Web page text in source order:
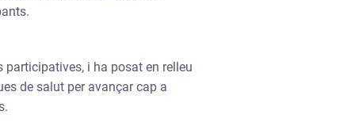
i ha posat en relleu
de salut per avançar cap a